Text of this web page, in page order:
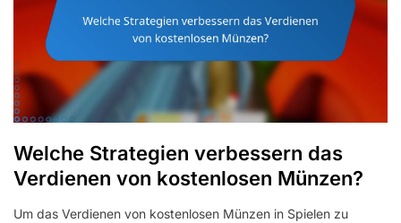
Welche Strategien verbessern das
Verdienen von kostenlosen Münzen?
Um das Verdienen von kostenlosen Münzen in Spielen zu